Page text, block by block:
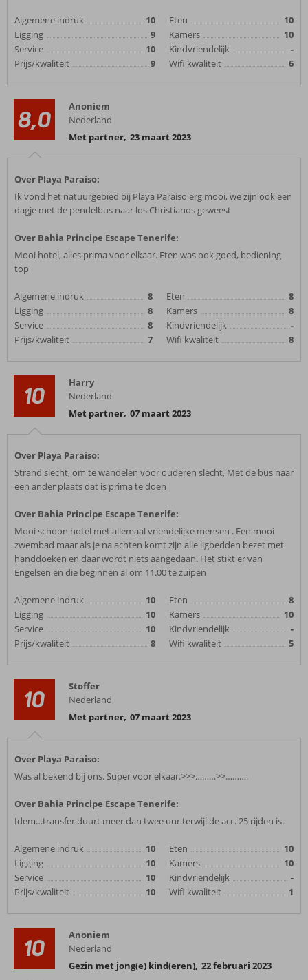
Algemene indruk
10
Ligging
9
Service
10
Prijs/kwaliteit
9
Eten
10
Kamers
10
Kindvriendelijk
-
Wifi kwaliteit
6
8,0
Anoniem
Nederland
Met partner, 23 maart 2023
Over Playa Paraiso:
Ik vond het natuurgebied bij Playa Paraiso erg mooi, we zijn ook een
dagje met de pendelbus naar los Christianos geweest
Over Bahia Principe Escape Tenerife:
Mooi hotel, alles prima voor elkaar. Eten was ook goed, bediening
top
Algemene indruk
8
Ligging
8
Service
8
Prijs/kwaliteit
7
Eten
8
Kamers
8
Kindvriendelijk
-
Wifi kwaliteit
8
10
Harry
Nederland
Met partner, 07 maart 2023
Over Playa Paraiso:
Strand slecht, om te wandelen voor ouderen slecht, Met de bus naar
een ander plaats dat is prima te doen
Over Bahia Principe Escape Tenerife:
Mooi schoon hotel met allemaal vriendelijke mensen . Een mooi
zwembad maar als je na achten komt zijn alle ligbedden bezet met
handdoeken en daar wordt niets aangedaan. Het stikt er van
Engelsen en die beginnen al om 11.00 te zuipen
Algemene indruk
10
Ligging
10
Service
10
Prijs/kwaliteit
8
Eten
8
Kamers
10
Kindvriendelijk
-
Wifi kwaliteit
5
10
Stoffer
Nederland
Met partner, 07 maart 2023
Over Playa Paraiso:
Was al bekend bij ons. Super voor elkaar.>>>………>>……….
Over Bahia Principe Escape Tenerife:
Idem…transfer duurt meer dan twee uur terwijl de acc. 25 rijden is.
Algemene indruk
10
Ligging
10
Service
10
Prijs/kwaliteit
10
Eten
10
Kamers
10
Kindvriendelijk
-
Wifi kwaliteit
1
10
Anoniem
Nederland
Gezin met jong(e) kind(eren), 22 februari 2023